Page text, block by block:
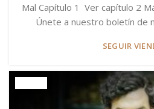
Mal Capítulo 1 Ver capítulo 2
Únete a nuestro boletín de
SEGUIR